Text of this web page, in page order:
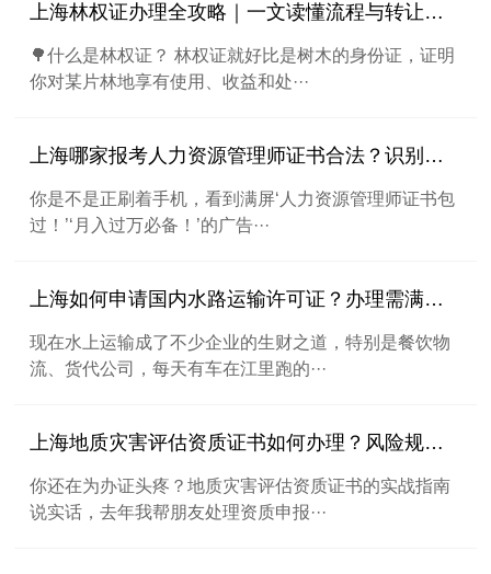
上海林权证办理全攻略｜一文读懂流程与转让风险
🌳什么是林权证？ 林权证就好比是树木的身份证，证明
你对某片林地享有使用、收益和处···
上海哪家报考人力资源管理师证书合法？识别风险技巧是什么？
你是不是正刷着手机，看到满屏‘人力资源管理师证书包
过！’‘月入过万必备！’的广告···
上海如何申请国内水路运输许可证？办理需满足哪些条件？
现在水上运输成了不少企业的生财之道，特别是餐饮物
流、货代公司，每天有车在江里跑的···
上海地质灾害评估资质证书如何办理？风险规避技巧有哪些？
你还在为办证头疼？地质灾害评估资质证书的实战指南
说实话，去年我帮朋友处理资质申报···